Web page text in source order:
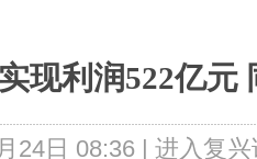
现利润522亿元
24日 08:36 | 进入复兴